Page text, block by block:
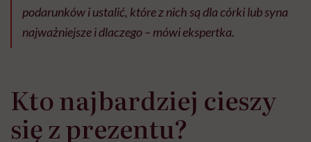
podarunków i ustalić, które z nich są dla córki lub syna
najważniejsze i dlaczego – mówi ekspertka.
Kto najbardziej cieszy
się z prezentu?